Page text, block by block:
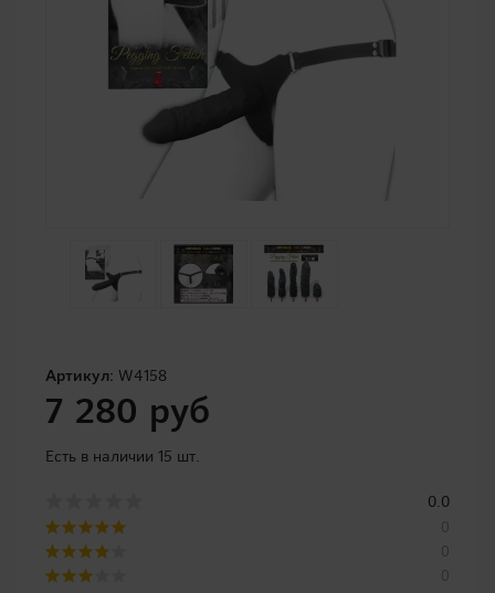
Артикул: W4158
7 280 руб
Есть в наличии 15 шт.
0.0
0
0
0